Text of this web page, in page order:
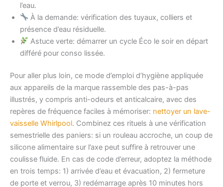
l’eau.
À la demande: vérification des tuyaux, colliers et
présence d’eau résiduelle.
Astuce verte: démarrer un cycle Éco le soir en départ
différé pour conso lissée.
Pour aller plus loin, ce mode d’emploi d’hygiène appliquée
aux appareils de la marque rassemble des pas-à-pas
illustrés, y compris anti-odeurs et anticalcaire, avec des
repères de fréquence faciles à mémoriser: nettoyer un lave-
vaisselle Whirlpool. Combinez ces rituels à une vérification
semestrielle des paniers: si un rouleau accroche, un coup de
silicone alimentaire sur l’axe peut suffire à retrouver une
coulisse fluide. En cas de code d’erreur, adoptez la méthode
en trois temps: 1) arrivée d’eau et évacuation, 2) fermeture
de porte et verrou, 3) redémarrage après 10 minutes hors